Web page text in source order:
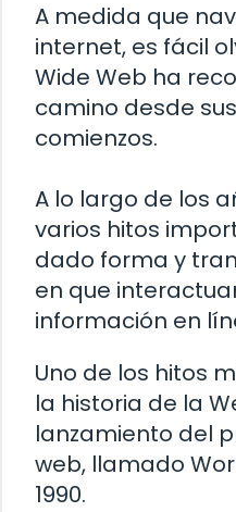
A medida que
internet, es fácil
Wide Web ha
camino desde
comienzos.
A lo largo de los
varios hitos
dado forma y
en que
información en
Uno de los hitos
la historia de la
lanzamiento del
web, llamado
1990.